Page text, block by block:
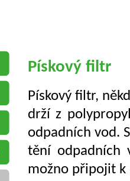
Pís­ko­vý filtr
Pís­ko­vý filtr,
dr­ží z
od­pad­ních vod.
tě­ní od­pad­ních
možno při­po­jit k